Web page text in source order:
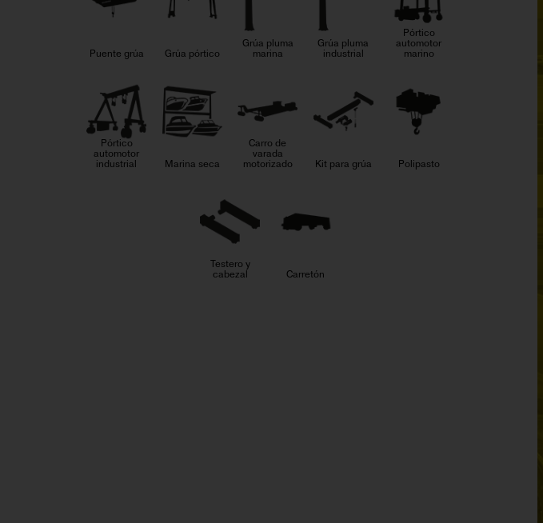
Puente grúa Grúa pórtico
Grúa pluma
marina
Grúa pluma
industrial
Pórtico
automotor
marino
Pórtico
automotor
industrial Marina seca
Carro de
varada
motorizado Kit para grúa Polipasto
Testero y
cabezal Carretón